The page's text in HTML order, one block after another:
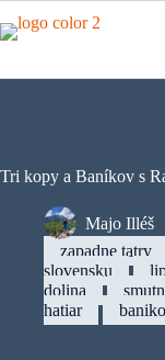
na
Tri kopy a Baníkov s
Majo Illéš
zapadne tatry
slovensku
dolina
hatiar